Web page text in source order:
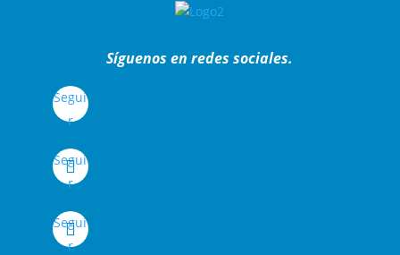
Síguenos en redes sociales.
Segui
r
Segui
r
Segui
r